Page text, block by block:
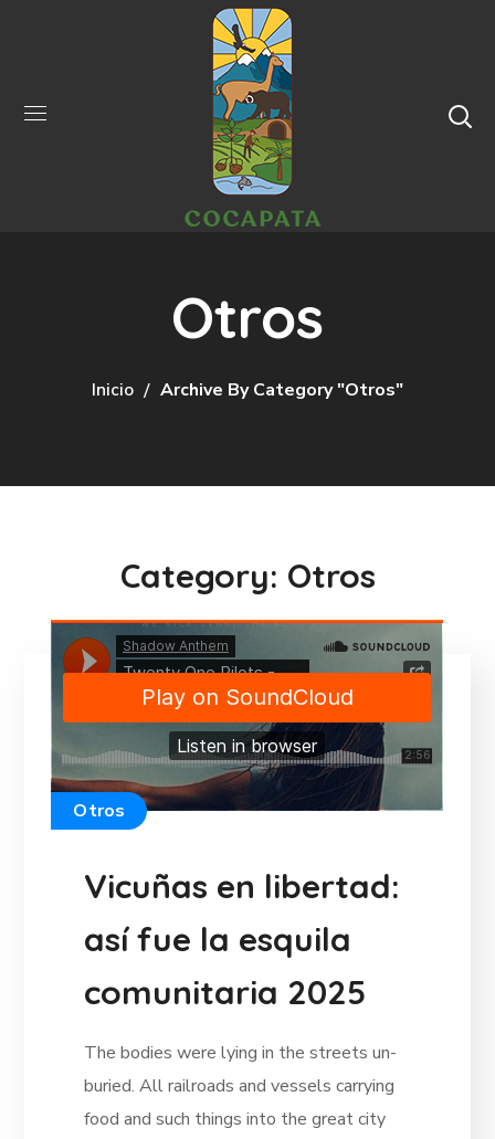
Otros
Inicio Archive By Category "Otros"
Category: Otros
Otros
Vicuñas en libertad:
así fue la esquila
comunitaria 2025
The bodies were lying in the streets un-
buried. All railroads and vessels carrying
food and such things into the great city